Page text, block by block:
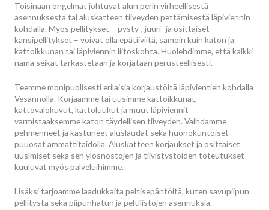
Toisinaan ongelmat johtuvat alun perin virheellisestä
asennuksesta tai aluskatteen tiiveyden pettämisestä läpiviennin
kohdalla. Myös pellitykset – pysty-, juuri- ja osittaiset
kansipellitykset – voivat olla epätiiviitä, samoin kuin katon ja
kattoikkunan tai läpiviennin liitoskohta. Huolehdimme, että kaikki
nämä seikat tarkastetaan ja korjataan perusteellisesti.
Teemme monipuolisesti erilaisia korjaustöitä läpivientien kohdalla
Vesannolla. Korjaamme tai uusimme kattoikkunat,
kattovalokuvut, kattoluukut ja muut läpiviennit
varmistaaksemme katon täydellisen tiiveyden. Vaihdamme
pehmenneet ja kastuneet aluslaudat sekä huonokuntoiset
puuosat ammattitaidolla. Aluskatteen korjaukset ja osittaiset
uusimiset sekä sen ylösnostojen ja tiivistystöiden toteutukset
kuuluvat myös palveluihimme.
Lisäksi tarjoamme laadukkaita peltisepäntöitä, kuten savupiipun
pellitystä sekä piipunhatun ja peltilistojen asennuksia.